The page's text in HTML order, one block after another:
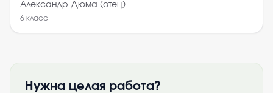
Александр Дюма (отец)
6 класс
Нужна целая работа?